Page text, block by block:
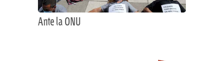
Ante la ONU